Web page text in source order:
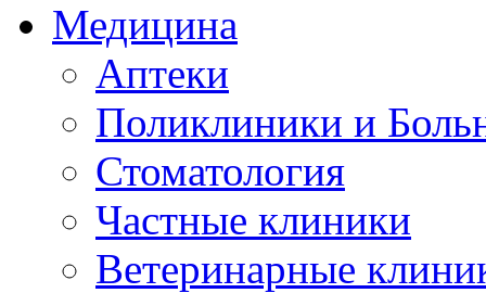
Медицина
Аптеки
Поликлиники и
Стоматология
Частные клиники
Ветеринарные